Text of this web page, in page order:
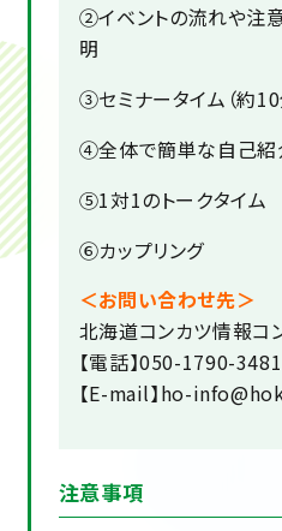
②イベントの流れや注
明
③セミナータイム（約
④全体で簡単な自己紹
⑤1対1のトークタイム
⑥カップリング
＜お問い合わせ先＞
北海道コンカツ情報コ
【電話】050-1790-3481
【E-mail】ho-
注意事項